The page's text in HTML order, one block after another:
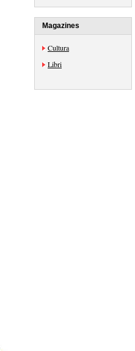
Magazines
Cultura
Libri